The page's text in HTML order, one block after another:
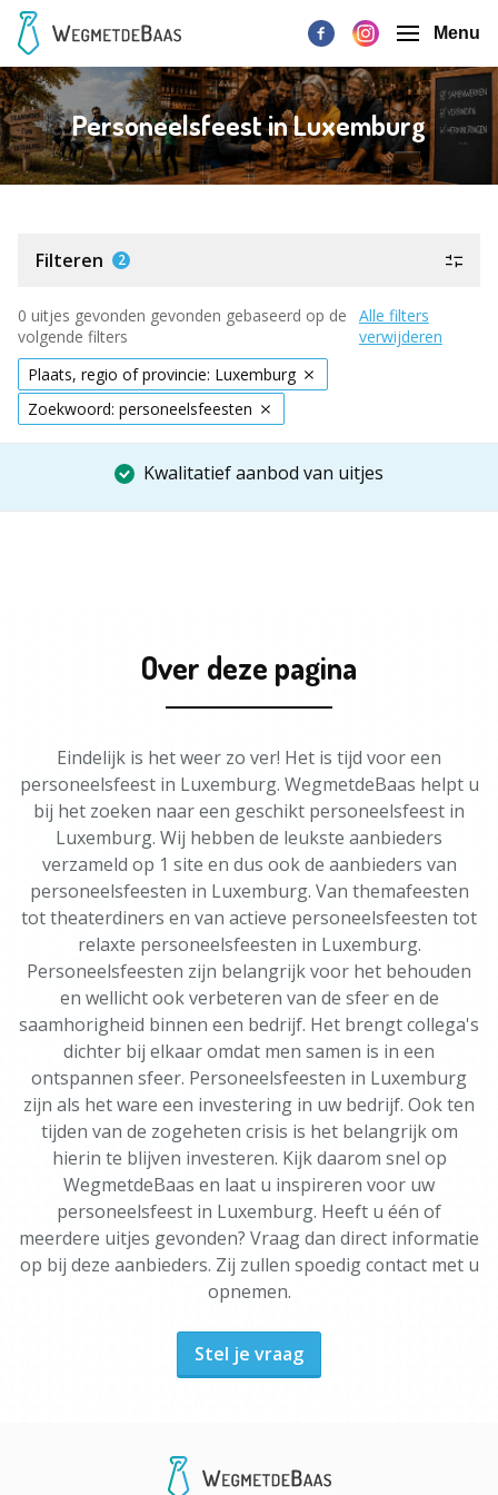
Menu
Personeelsfeest in Luxemburg
Filteren 2
0 uitjes gevonden gevonden gebaseerd op de
volgende filters
Alle filters
verwijderen
Plaats, regio of provincie: Luxemburg
Zoekwoord: personeelsfeesten
Kwalitatief aanbod van uitjes
Over deze pagina
Eindelijk is het weer zo ver! Het is tijd voor een
personeelsfeest in Luxemburg. WegmetdeBaas helpt u
bij het zoeken naar een geschikt personeelsfeest in
Luxemburg. Wij hebben de leukste aanbieders
verzameld op 1 site en dus ook de aanbieders van
personeelsfeesten in Luxemburg. Van themafeesten
tot theaterdiners en van actieve personeelsfeesten tot
relaxte personeelsfeesten in Luxemburg.
Personeelsfeesten zijn belangrijk voor het behouden
en wellicht ook verbeteren van de sfeer en de
saamhorigheid binnen een bedrijf. Het brengt collega's
dichter bij elkaar omdat men samen is in een
ontspannen sfeer. Personeelsfeesten in Luxemburg
zijn als het ware een investering in uw bedrijf. Ook ten
tijden van de zogeheten crisis is het belangrijk om
hierin te blijven investeren. Kijk daarom snel op
WegmetdeBaas en laat u inspireren voor uw
personeelsfeest in Luxemburg. Heeft u één of
meerdere uitjes gevonden? Vraag dan direct informatie
op bij deze aanbieders. Zij zullen spoedig contact met u
opnemen.
Stel je vraag